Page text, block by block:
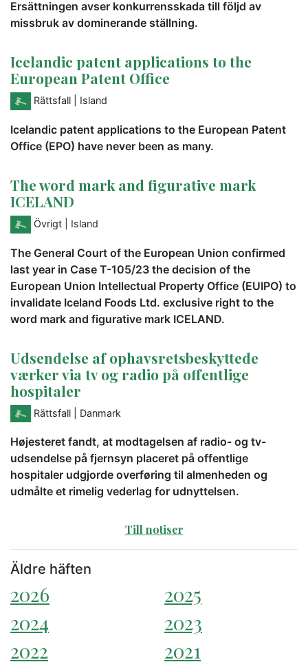
Ersättningen avser konkurrensskada till följd av
missbruk av dominerande ställning.
Icelandic patent applications to the
European Patent Office
Rättsfall | Island
Icelandic patent applications to the European Patent
Office (EPO) have never been as many.
The word mark and figurative mark
ICELAND
Övrigt | Island
The General Court of the European Union confirmed
last year in Case T-105/23 the decision of the
European Union Intellectual Property Office (EUIPO) to
invalidate Iceland Foods Ltd. exclusive right to the
word mark and figurative mark ICELAND.
Udsendelse af ophavsretsbeskyttede
værker via tv og radio på offentlige
hospitaler
Rättsfall | Danmark
Højesteret fandt, at modtagelsen af radio- og tv-
udsendelse på fjernsyn placeret på offentlige
hospitaler udgjorde overføring til almenheden og
udmålte et rimelig vederlag for udnyttelsen.
Till notiser
Äldre häften
2026
2025
2024
2023
2022
2021